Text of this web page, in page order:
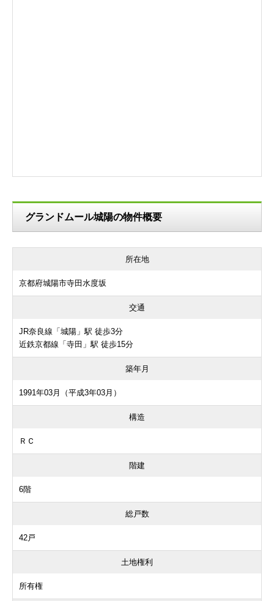
グランドムール城陽の物件概要
所在地
京都府城陽市寺田水度坂
交通
JR奈良線「城陽」駅 徒歩3分
近鉄京都線「寺田」駅 徒歩15分
築年月
1991年03月（平成3年03月）
構造
ＲＣ
階建
6階
総戸数
42戸
土地権利
所有権